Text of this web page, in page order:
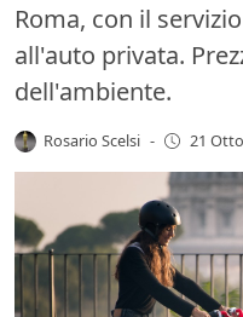
Roma, con il
all'auto privata.
dell'ambiente.
Rosario Scelsi - 21